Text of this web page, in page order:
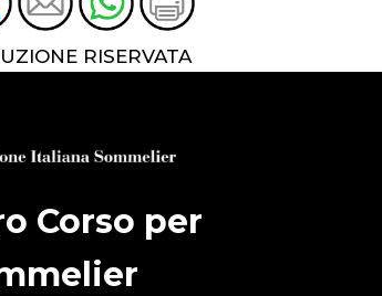
RISERVATA
Corso per